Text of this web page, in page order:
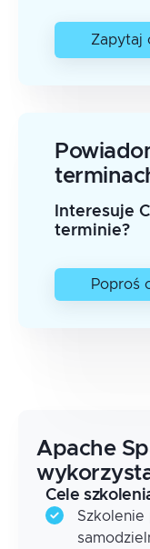
Zapytaj
Interesuje
terminie?
Poproś
Apache
Cele